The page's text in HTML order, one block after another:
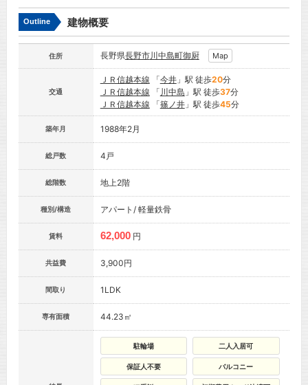
Outline 建物概要
住所 長野県長野市川中島町御厨 Map
交通
ＪＲ信越本線 「今井」駅 徒歩20分
ＪＲ信越本線 「 川中島 」駅 徒歩37分
ＪＲ信越本線 「篠ノ井」駅 徒歩45分
築年月 1988年2月
総戸数 4戸
総階数 地上2階
種別/構造 アパート/ 軽量鉄骨
賃料 62,000 円
共益費 3,900円
間取り 1LDK
専有面積 44.23㎡
駐輪場 二人入居可
保証人不要 バルコニー